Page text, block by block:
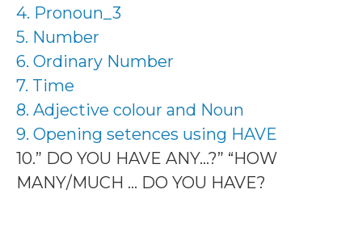
4. Pronoun_3
5. Number
6. Ordinary Number
7. Time
8. Adjective colour and Noun
9. Opening setences using HAVE
10.” DO YOU HAVE ANY…?” “HOW
MANY/MUCH … DO YOU HAVE?